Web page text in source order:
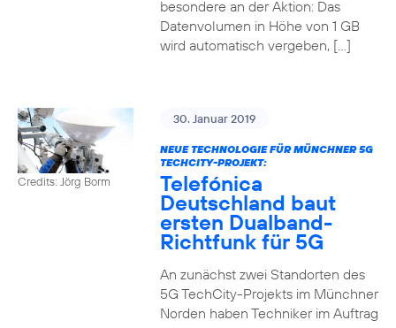
besondere an der Aktion: Das
Datenvolumen in Höhe von 1 GB
wird automatisch vergeben, […]
Credits: Jörg Borm
30. Januar 2019
NEUE TECHNOLOGIE FÜR MÜNCHNER 5G
TECHCITY-PROJEKT:
Telefónica
Deutschland baut
ersten Dualband-
Richtfunk für 5G
An zunächst zwei Standorten des
5G TechCity-Projekts im Münchner
Norden haben Techniker im Auftrag